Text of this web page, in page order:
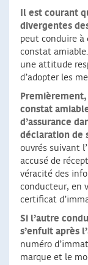
Il est courant
divergentes
peut conduire à
constat
une attitude
d’adopter les
constat
d’assurance
déclaration de
ouvrés suivant
accusé de
véracité des
conducteur, en
certificat
Si l’autre
s’enfuit après
numéro
marque et le